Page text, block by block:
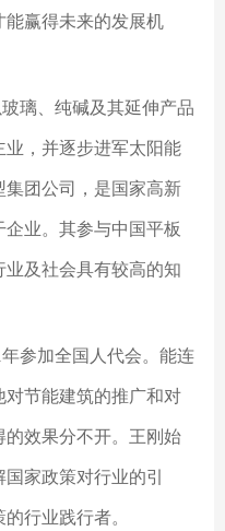
赢得未来的发展机
璃、纯碱及其延伸产品
，并逐步进军太阳能
团公司，是国家高新
业。其参与中国平板
及社会具有较高的知
参加全国人代会。能连
节能建筑的推广和对
效果分不开。王刚始
家政策对行业的引
行业践行者。